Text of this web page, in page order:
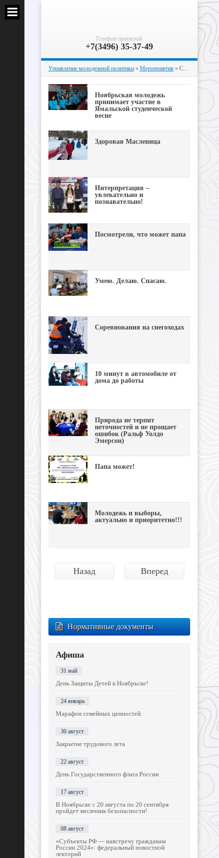
Телефон приемной:
+7(3496) 35-37-49
Управление молодежной политики » Мероприятия » Страница 35
Ноябрьская молодежь
принимает участие в
Ямальской студенческой
весне
Здоровая Масленица
Интерпретация –
увлекательно и
познавательно!
Посмотрели, что может папа
Умею. Делаю. Спасаю.
Соревнования на снегоходах
10 минут в автомобиле от
дома до работы
Природа не терпит
неточностей и не прощает
ошибок (Ральф Уолдо
Эмерсон)
Папа может!
Молодежь и выборы,
актуально и приоритетно!!!
Назад Вперед
Нормативные документы
Афиша
31 май
День Защиты Детей в Ноябрьске!
24 январь
Марафон семейных ценностей.
30 август
Закрытие трудового лета
22 август
День Государственного флага России
17 август
В Ноябрьске с 20 августа по 20 сентября
пройдет месячник безопасности!
08 август
«Субъекты РФ — навстречу гражданам
России 2024»: федеральный новостной
лекторий